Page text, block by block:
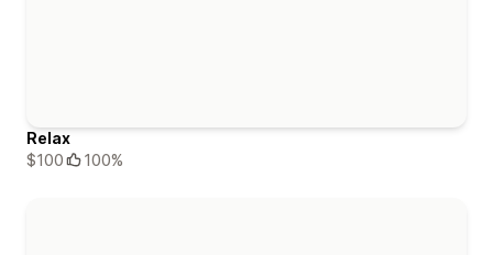
Relax
$100
100%